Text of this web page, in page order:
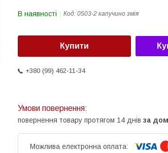
В наявності Код: 0503-2 капучино змія
Купити
+380 (99) 462-11-34
повернення товару протягом 14 днів за